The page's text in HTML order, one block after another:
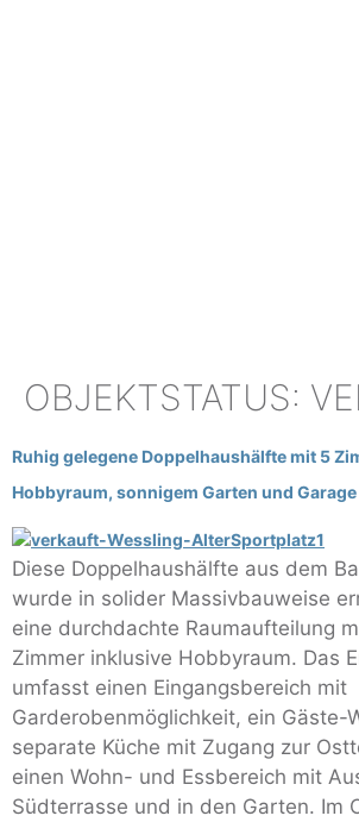
OBJEKTSTATUS:
Ruhig gelegene Doppelhaushälfte mit 5
Hobbyraum, sonnigem Garten und Garage
Diese Doppelhaushälfte aus dem
wurde in solider Massivbauweise
eine durchdachte Raumaufteilung
Zimmer inklusive Hobbyraum. Das
umfasst einen Eingangsbereich mit
Garderobenmöglichkeit, ein Gäste-
separate Küche mit Zugang zur
einen Wohn- und Essbereich mit
Südterrasse und in den Garten. Im